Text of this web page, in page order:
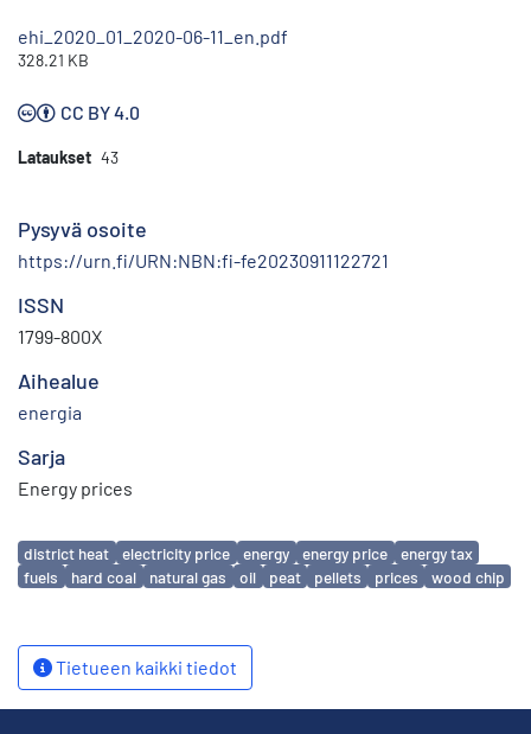
ehi_2020_01_2020-06-11_en.pdf
328.21 KB
CC BY 4.0
Lataukset 43
Pysyvä osoite
https://urn.fi/URN:NBN:fi-fe20230911122721
ISSN
1799-800X
Aihealue
energia
Sarja
Energy prices
Avainsanat
district heat electricity price energy energy price
energy tax
fuels
hard coal natural gas oil peat pellets prices wood chip
Tietueen kaikki tiedot